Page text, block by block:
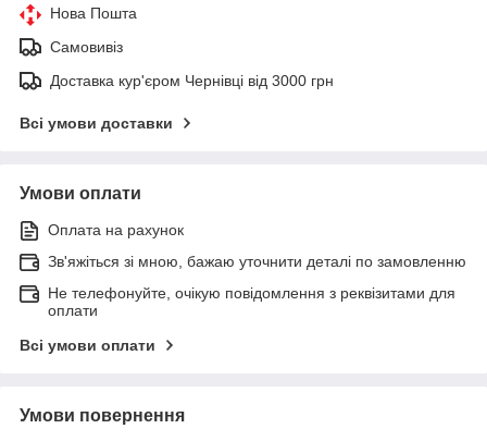
Нова Пошта
Самовивіз
Доставка кур'єром Чернівці від 3000 грн
Всі умови доставки
Умови оплати
Оплата на рахунок
Зв'яжіться зі мною, бажаю уточнити деталі по замовленню
Не телефонуйте, очікую повідомлення з реквізитами для
оплати
Всі умови оплати
Умови повернення